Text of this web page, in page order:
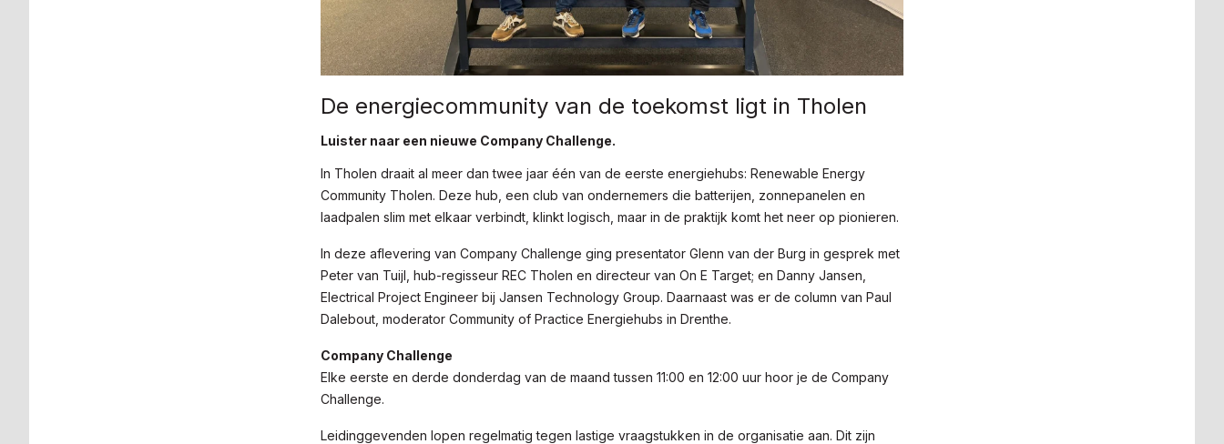
De energiecommunity van de toekomst ligt in Tholen
Luister naar een nieuwe Company Challenge.
In Tholen draait al meer dan twee jaar één van de eerste energiehubs: Renewable Energy
Community Tholen. Deze hub, een club van ondernemers die batterijen, zonnepanelen en
laadpalen slim met elkaar verbindt, klinkt logisch, maar in de praktijk komt het neer op pionieren.
In deze aflevering van Company Challenge ging presentator Glenn van der Burg in gesprek met
Peter van Tuijl, hub-regisseur REC Tholen en directeur van On E Target; en Danny Jansen,
Electrical Project Engineer bij Jansen Technology Group. Daarnaast was er de column van Paul
Dalebout, moderator Community of Practice Energiehubs in Drenthe.
Company Challenge
Elke eerste en derde donderdag van de maand tussen 11:00 en 12:00 uur hoor je de Company
Challenge.
Leidinggevenden lopen regelmatig tegen lastige vraagstukken in de organisatie aan. Dit zijn